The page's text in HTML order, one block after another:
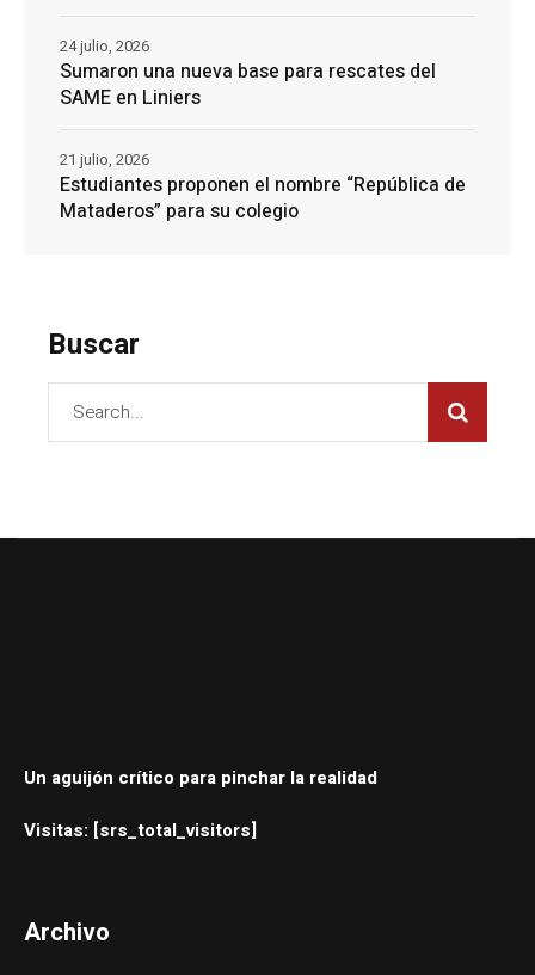
Sumaron una nueva base para rescates del
SAME en Liniers
24 julio, 2026
Estudiantes proponen el nombre “República de
Mataderos” para su colegio
21 julio, 2026
Buscar
Un aguijón crítico para pinchar la realidad
Visitas: [srs_total_visitors]
Archivo